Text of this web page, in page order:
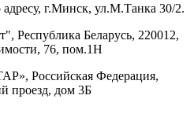
г.Минск, ул.М.Танка 30/2.
Беларусь, 220012,
76, пом.1Н
Российская Федерация,
проезд, дом 3Б